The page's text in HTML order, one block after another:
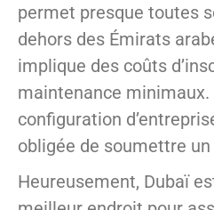
permet presque toutes
dehors des Émirats
implique des coûts
maintenance minimaux.
configuration
obligée de soumettre un
Heureusement, Dubaï